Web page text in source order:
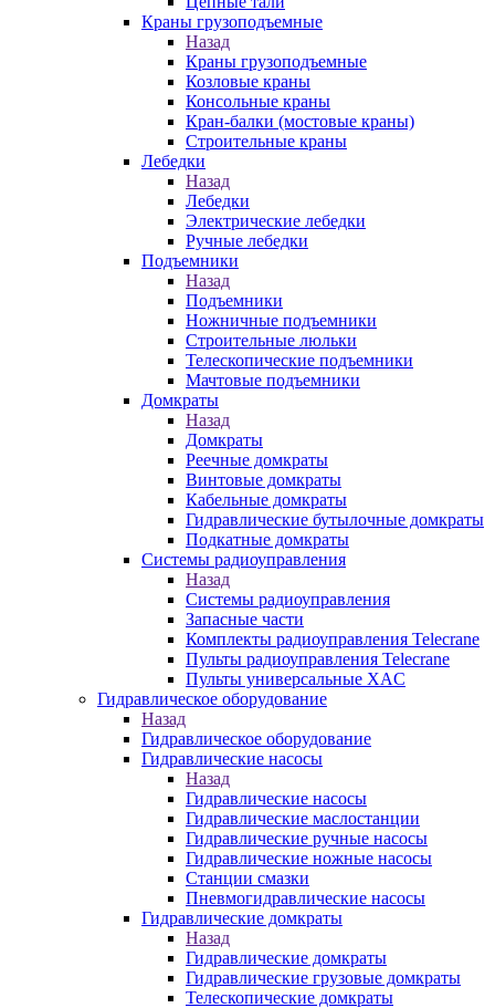
Краны грузоподъемные
Назад
Краны грузоподъемные
Козловые краны
Консольные краны
Кран-балки (мостовые краны)
Строительные краны
Лебедки
Назад
Лебедки
Электрические лебедки
Ручные лебедки
Подъемники
Назад
Подъемники
Ножничные подъемники
Строительные люльки
Телескопические подъемники
Мачтовые подъемники
Домкраты
Назад
Домкраты
Реечные домкраты
Винтовые домкраты
Кабельные домкраты
Гидравлические бутылочные домкраты
Подкатные домкраты
Системы радиоуправления
Назад
Системы радиоуправления
Запасные части
Комплекты радиоуправления Telecrane
Пульты радиоуправления Telecrane
Пульты универсальные XAC
Гидравлическое оборудование
Назад
Гидравлическое оборудование
Гидравлические насосы
Назад
Гидравлические насосы
Гидравлические маслостанции
Гидравлические ручные насосы
Гидравлические ножные насосы
Станции смазки
Пневмогидравлические насосы
Гидравлические домкраты
Назад
Гидравлические домкраты
Гидравлические грузовые домкраты
Телескопические домкраты